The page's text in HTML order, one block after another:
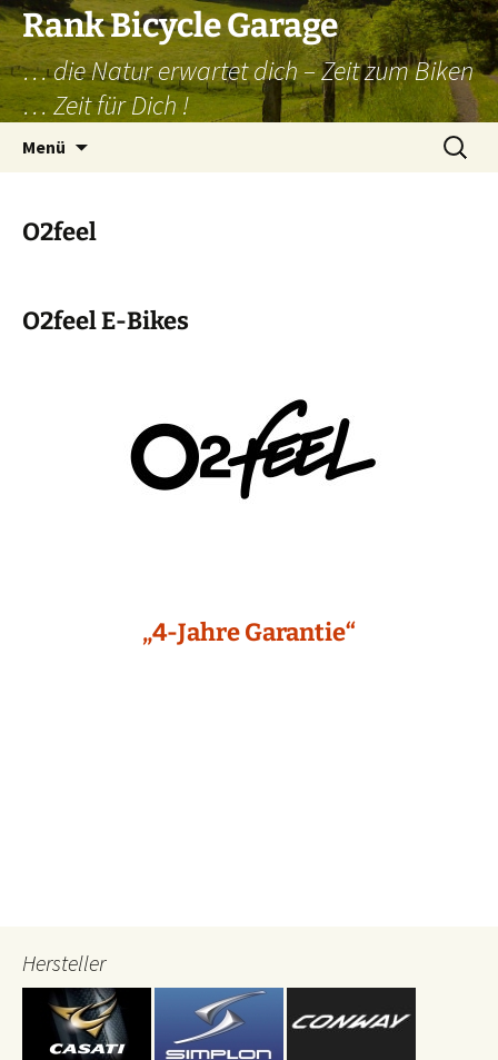
Zum
Inhalt
springen
Rank Bicycle Garage
… die Natur erwartet dich – Zeit zum Biken
… Zeit für Dich !
Menü
Suchen
nach:
O2feel
O2feel E-Bikes
„4-Jahre Garantie“
Hersteller